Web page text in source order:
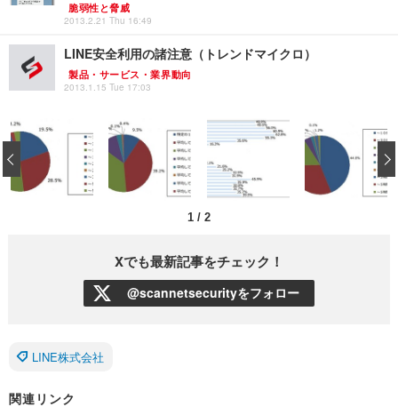
脆弱性と脅威
2013.2.21 Thu 16:49
LINE安全利用の諸注意（トレンドマイクロ）
製品・サービス・業界動向
2013.1.15 Tue 17:03
1 / 2
‹
Xでも最新記事をチェック！
@scannetsecurityをフォロー
LINE株式会社
関連リンク